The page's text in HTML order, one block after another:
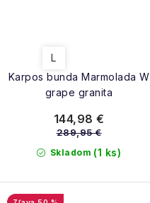
Karpos bunda Marmolada W
grape granita
L
Skladom (1 ks)
144,98 €
289,95 €